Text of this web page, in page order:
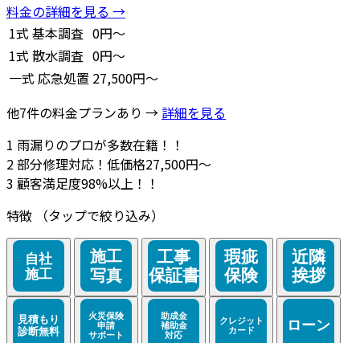
料金の詳細を見る →
1式 基本調査 0円～
1式 散水調査 0円～
一式 応急処置 27,500円～
他7件の料金プランあり → 詳細を見る
1 雨漏りのプロが多数在籍！！
2部分修理対応！低価格27,500円～
3 顧客満足度98%以上！！
特徴
（タップで絞り込み）